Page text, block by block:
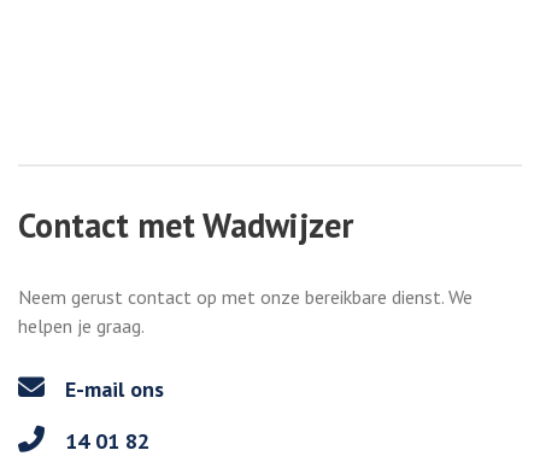
Contact met Wadwijzer
Neem gerust contact op met onze bereikbare dienst. We
helpen je graag.
E-mail ons
14 01 82